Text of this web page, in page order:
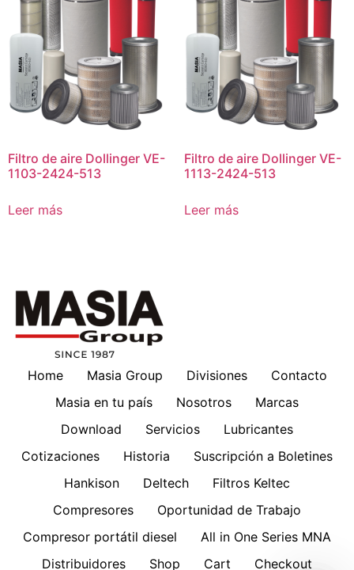
Filtro de aire Dollinger VE-
1103-2424-513
Leer más
Filtro de aire Dollinger VE-
1113-2424-513
Leer más
Home Masia Group Divisiones
Contacto
Masia en tu país
Nosotros
Marcas
Download
Servicios
Lubricantes
Cotizaciones
Historia
Suscripción a Boletines
Hankison
Deltech
Filtros Keltec
Compresores
Oportunidad de Trabajo
Compresor portátil diesel
All in One Series MNA
Distribuidores
Shop Cart Checkout